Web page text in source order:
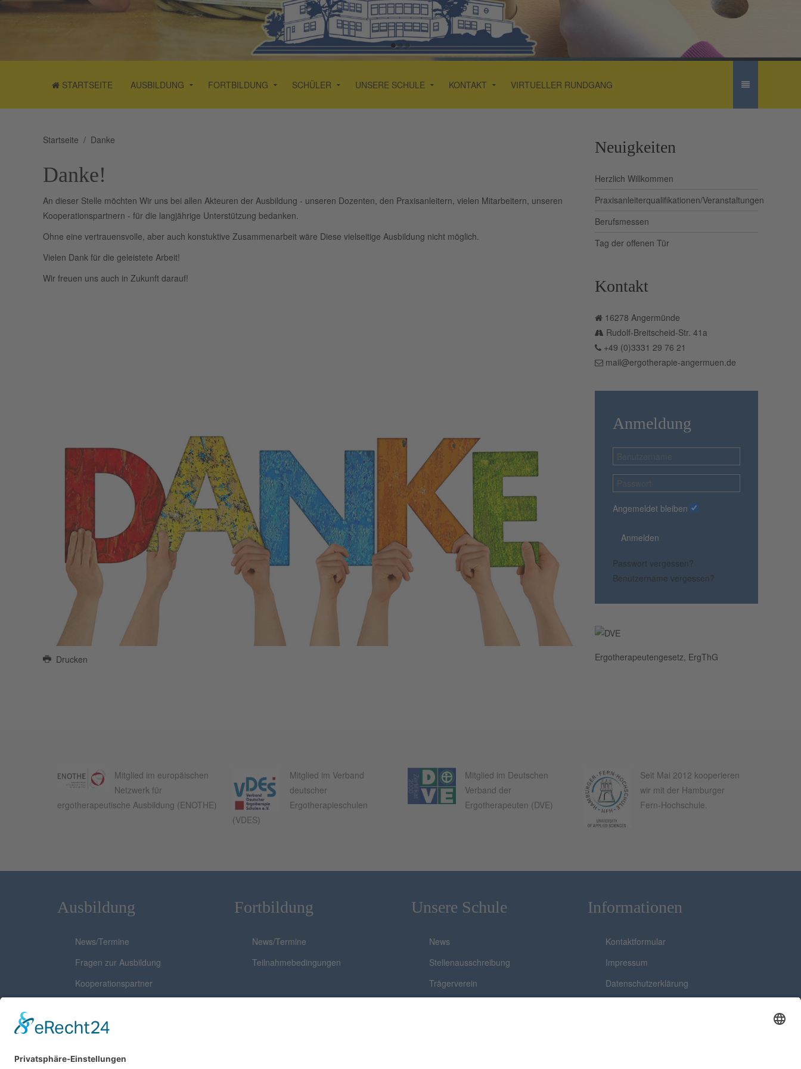
STARTSEITE AUSBILDUNG FORTBILDUNG SCHÜLER UNSERE SCHULE KONTAKT VIRTUELLER RUNDGANG
Startseite Danke
Danke!
An dieser Stelle möchten Wir uns bei allen Akteuren der Ausbildung - unseren Dozenten, den Praxisanleitern, vielen Mitarbeitern, unseren
Kooperationspartnern - für die langjährige Unterstützung bedanken.
Ohne eine vertrauensvolle, aber auch konstuktive Zusammenarbeit wäre Diese vielseitige Ausbildung nicht möglich.
Vielen Dank für die geleistete Arbeit!
Wir freuen uns auch in Zukunft darauf!
Drucken
Neuigkeiten
Herzlich Willkommen
Praxisanleiterqualifikationen/Veranstaltungen
Berufsmessen
Tag der offenen Tür
Kontakt
16278 Angermünde
Rudolf-Breitscheid-Str. 41a
+49 (0)3331 29 76 21
mail@ergotherapie-angermuen.de
Anmeldung
Angemeldet bleiben
Anmelden
Passwort vergessen?
Benutzername vergessen?
Ergotherapeutengesetz, ErgThG
Mitglied im europäischen
Netzwerk für
ergotherapeutische Ausbildung (ENOTHE)
Mitglied im Verband
deutscher
Ergotherapieschulen
(VDES)
Mitglied im Deutschen
Verband der
Ergotherapeuten (DVE)
Seit Mai 2012 kooperieren
wir mit der Hamburger
Fern-Hochschule.
Ausbildung
News/Termine
Fragen zur Ausbildung
Kooperationspartner
Zertifizierungen
Fortbildung
News/Termine
Teilnahmebedingungen
Unsere Schule
News
Stellenausschreibung
Trägerverein
Informationen
Kontaktformular
Impressum
Datenschutzerklärung